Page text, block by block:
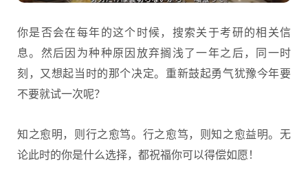
你是否会在每年的这个时候，搜索关于考研的相关信
息。然后因为种种原因放弃搁浅了一年之后，同一时
刻，又想起当时的那个决定。重新鼓起勇气犹豫今年要
不要就试一次呢？
知之愈明，则行之愈笃。行之愈笃，则知之愈益明。无
论此时的你是什么选择，都祝福你可以得偿如愿！